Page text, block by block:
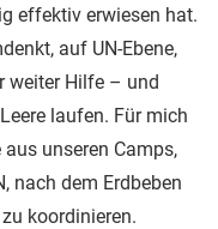
effektiv erwiesen hat.
auf UN-Ebene,
weiter Hilfe – und
laufen. Für mich
unseren Camps,
nach dem Erdbeben
koordinieren.